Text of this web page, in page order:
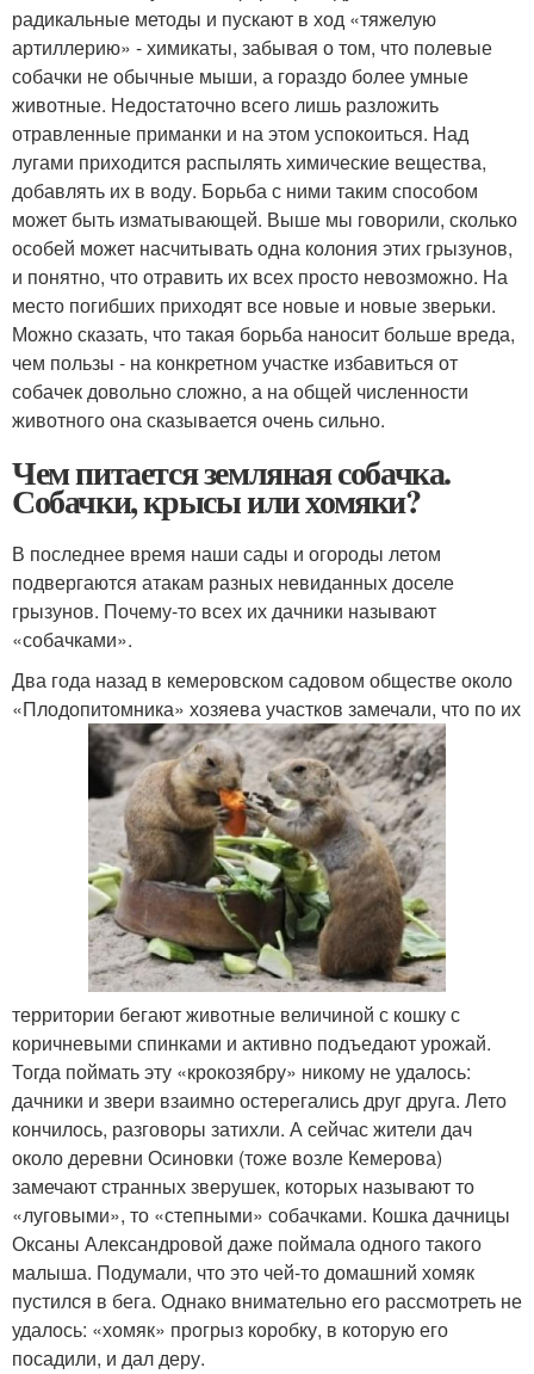
радикальные методы и пускают в ход «тяжелую
артиллерию» - химикаты, забывая о том, что полевые
собачки не обычные мыши, а гораздо более умные
животные. Недостаточно всего лишь разложить
отравленные приманки и на этом успокоиться. Над
лугами приходится распылять химические вещества,
добавлять их в воду. Борьба с ними таким способом
может быть изматывающей. Выше мы говорили, сколько
особей может насчитывать одна колония этих грызунов,
и понятно, что отравить их всех просто невозможно. На
место погибших приходят все новые и новые зверьки.
Можно сказать, что такая борьба наносит больше вреда,
чем пользы - на конкретном участке избавиться от
собачек довольно сложно, а на общей численности
животного она сказывается очень сильно.
Чем питается земляная собачка.
Собачки, крысы или хомяки?
В последнее время наши сады и огороды летом
подвергаются атакам разных невиданных доселе
грызунов. Почему-то всех их дачники называют
«собачками».
Два года назад в кемеровском садовом обществе около
«Плодопитомника» хозяева участков замечали, что по их
территории бегают животные величиной с кошку с
коричневыми спинками и активно подъедают урожай.
Тогда поймать эту «крокозябру» никому не удалось:
дачники и звери взаимно остерегались друг друга. Лето
кончилось, разговоры затихли. А сейчас жители дач
около деревни Осиновки (тоже возле Кемерова)
замечают странных зверушек, которых называют то
«луговыми», то «степными» собачками. Кошка дачницы
Оксаны Александровой даже поймала одного такого
малыша. Подумали, что это чей-то домашний хомяк
пустился в бега. Однако внимательно его рассмотреть не
удалось: «хомяк» прогрыз коробку, в которую его
посадили, и дал деру.